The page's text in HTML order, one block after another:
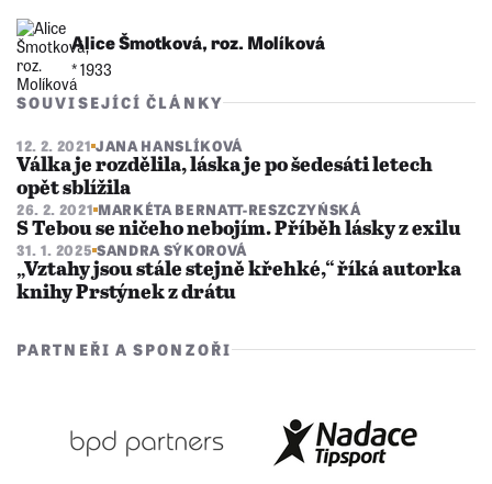
Alice Šmotková, roz. Molíková
* 1933
SOUVISEJÍCÍ ČLÁNKY
12. 2. 2021 JANA HANSLÍKOVÁ
Válka je rozdělila, láska je po šedesáti letech
opět sblížila
26. 2. 2021 MARKÉTA BERNATT-RESZCZYŃSKÁ
S Tebou se ničeho nebojím. Příběh lásky z exilu
31. 1. 2025 SANDRA SÝKOROVÁ
„Vztahy jsou stále stejně křehké,“ říká autorka
knihy Prstýnek z drátu
PARTNEŘI A SPONZOŘI